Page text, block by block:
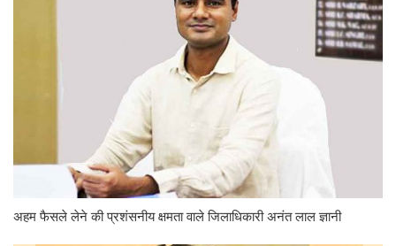
अहम फैसले लेने की प्रशंसनीय क्षमता वाले जिलाधिकारी अनंत लाल ज्ञानी